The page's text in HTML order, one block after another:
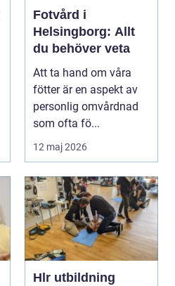
Fotvård i
Helsingborg: Allt
du behöver veta
Att ta hand om våra
fötter är en aspekt av
personlig omvårdnad
som ofta fö...
12 maj 2026
Hlr utbildning